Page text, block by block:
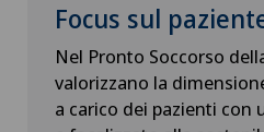
Focus sul
Nel Pronto Soccorso
valorizzano la
a carico dei pazienti